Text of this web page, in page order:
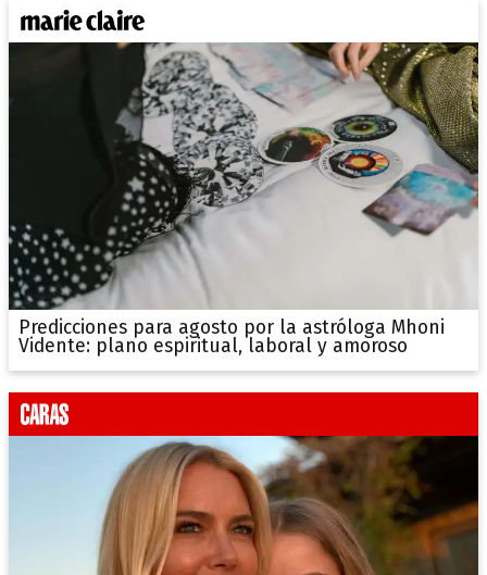
Predicciones para agosto por la astróloga Mhoni
Vidente: plano espiritual, laboral y amoroso